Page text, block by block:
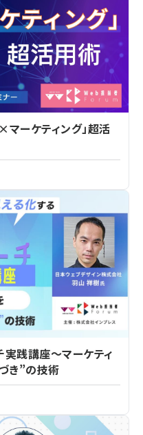
ーケティング」超活
践講座～マーケティ
き”の技術